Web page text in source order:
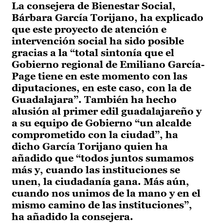
La consejera de Bienestar Social,
Bárbara García Torijano, ha explicado
que este proyecto de atención e
intervención social ha sido posible
gracias a la “total sintonía que el
Gobierno regional de Emiliano García-
Page tiene en este momento con las
diputaciones, en este caso, con la de
Guadalajara”. También ha hecho
alusión al primer edil guadalajareño y
a su equipo de Gobierno “un alcalde
comprometido con la ciudad”, ha
dicho García Torijano quien ha
añadido que “todos juntos sumamos
más y, cuando las instituciones se
unen, la ciudadanía gana. Más aún,
cuando nos unimos de la mano y en el
mismo camino de las instituciones”,
ha añadido la consejera.